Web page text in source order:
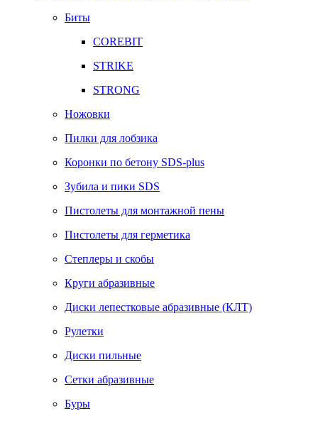
Биты
COREBIT
STRIKE
STRONG
Ножовки
Пилки для лобзика
Коронки по бетону SDS-plus
Зубила и пики SDS
Пистолеты для монтажной пены
Пистолеты для герметика
Степлеры и скобы
Круги абразивные
Диски лепестковые абразивные (КЛТ)
Рулетки
Диски пильные
Сетки абразивные
Буры